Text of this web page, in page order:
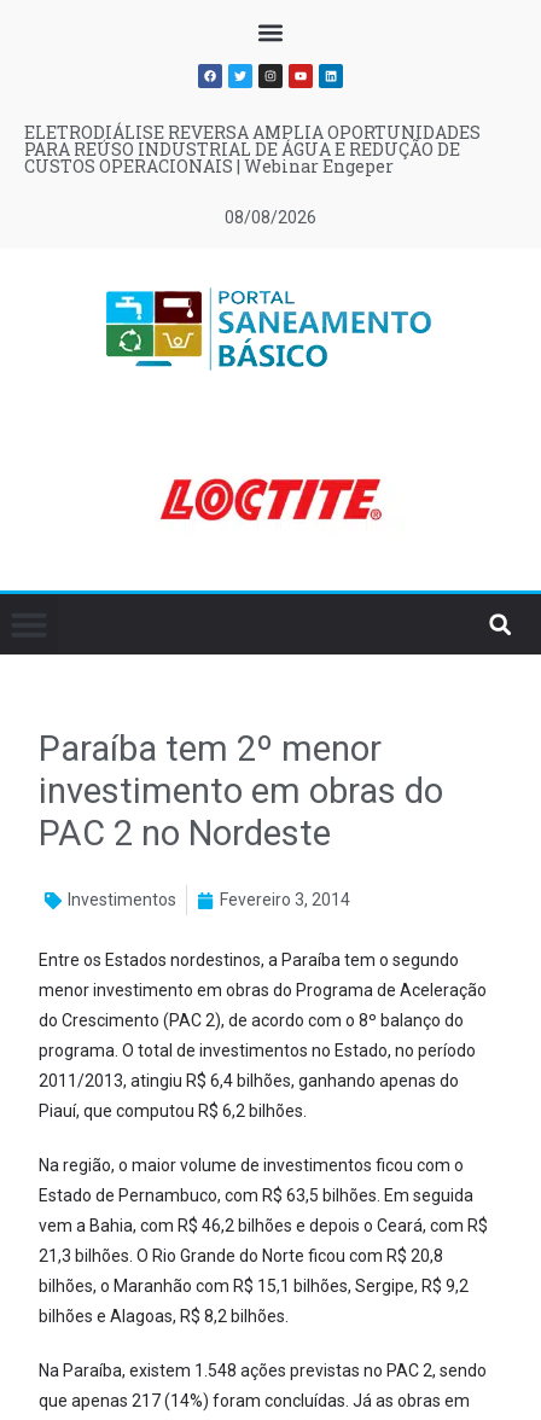
08/08/2026
ELETRODIÁLISE REVERSA AMPLIA OPORTUNIDADES
PARA REÚSO INDUSTRIAL DE ÁGUA E REDUÇÃO DE
CUSTOS OPERACIONAIS | Webinar Engeper
Paraíba tem 2º menor
investimento em obras do
PAC 2 no Nordeste
Investimentos Fevereiro 3, 2014
Entre os Estados nordestinos, a Paraíba tem o segundo
menor investimento em obras do Programa de Aceleração
do Crescimento (PAC 2), de acordo com o 8º balanço do
programa. O total de investimentos no Estado, no período
2011/2013, atingiu R$ 6,4 bilhões, ganhando apenas do
Piauí, que computou R$ 6,2 bilhões.
Na região, o maior volume de investimentos ficou com o
Estado de Pernambuco, com R$ 63,5 bilhões. Em seguida
vem a Bahia, com R$ 46,2 bilhões e depois o Ceará, com R$
21,3 bilhões. O Rio Grande do Norte ficou com R$ 20,8
bilhões, o Maranhão com R$ 15,1 bilhões, Sergipe, R$ 9,2
bilhões e Alagoas, R$ 8,2 bilhões.
Na Paraíba, existem 1.548 ações previstas no PAC 2, sendo
que apenas 217 (14%) foram concluídas. Já as obras em